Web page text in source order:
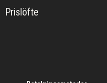
Prislöfte